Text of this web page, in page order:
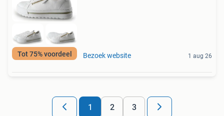
Tot 75% voordeel Bezoek website 1 aug 26
1 2 3